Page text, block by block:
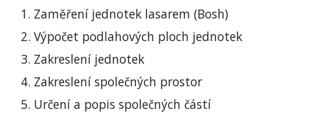
Zaměření jednotek lasarem (Bosh)
Výpočet podlahových ploch jednotek
Zakreslení jednotek
Zakreslení společných prostor
Určení a popis společných částí